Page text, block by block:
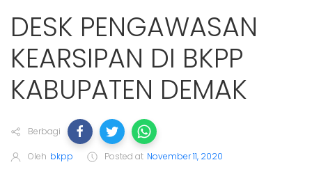
DESK PENGAWASAN
KEARSIPAN DI BKPP
KABUPATEN DEMAK
Berbagi
Oleh bkpp Posted at November 11, 2020